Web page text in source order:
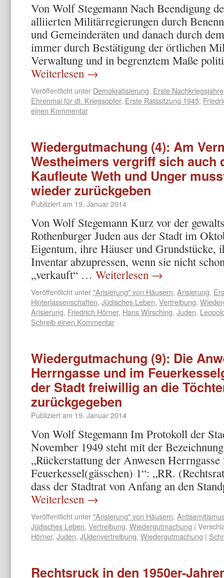
Von Wolf Stegemann Nach Beendigung
alliierten Militärregierungen durch
und Gemeinderäten und danach durch
immer durch Bestätigung der örtlichen
Verwaltung und in begrenztem Maße
Weiterlesen →
Veröffentlicht unter Demokratisierung, Erste Nachkriegsjahre
Ehrenmal für dt. Kriegsopfer, Erste Ratssitzung 1945,
einen Kommentar
Wiedergutmachung (4): Am
Westheimers vergriff sich auch
Kaufleute Weth und Unger
wieder zurückgeben
Publiziert am 19. Januar 2014
Von Wolf Stegemann Kurz vor der
Rothenburger Juden aus der Stadt im
Eigentum, ihre Häuser und Grundstücke,
Inventar abzupressen, wenn sie nicht
„verkauft“ … Weiterlesen →
Veröffentlicht unter"Arisierung" von Häusern, Arisierung,
Hinterlassenschaften, Jüdisches Leben, Vertreibung,
Arisierung, Friedrich Hörner, Hans Wirsching, Juden,
Schreib einen Kommentar
Wiedergutmachung (9): Die
Herrngasse und im
der Stadt freiwillig an die
zurückgegeben
Publiziert am 19. Januar 2014
Von Wolf Stegemann Im Protokoll der
November 1949 steht mit der
„Rückerstattung der Anwesen Herrngasse
Feuerkessel(gässchen) 1“: „RR.
dass der Stadtrat von Anfang an den
Weiterlesen →
Veröffentlicht unter"Arisierung" von Häusern,
Jüdisches Leben, Vertreibung, Wiedergutmachung |
Hörner, Juden, JUdenvertreibung, Wiedergutmachung |
Rechtsruck in den 1950er-